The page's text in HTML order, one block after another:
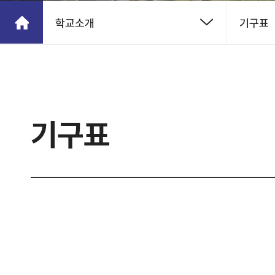
학교소개 기구표
기구표